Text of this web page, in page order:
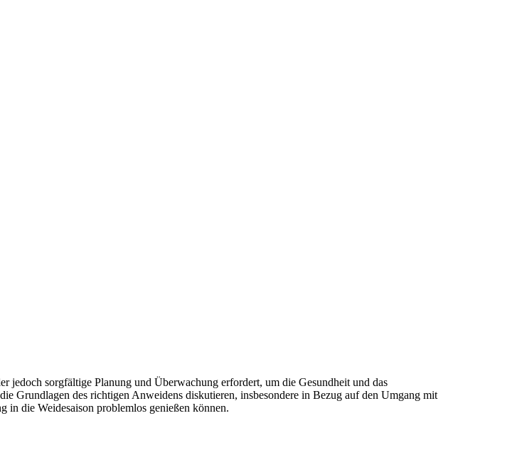
jedoch sorgfältige Planung und Überwachung erfordert, um die Gesundheit und das
Grundlagen des richtigen Anweidens diskutieren, insbesondere in Bezug auf den Umgang mit
in die Weidesaison problemlos genießen können.